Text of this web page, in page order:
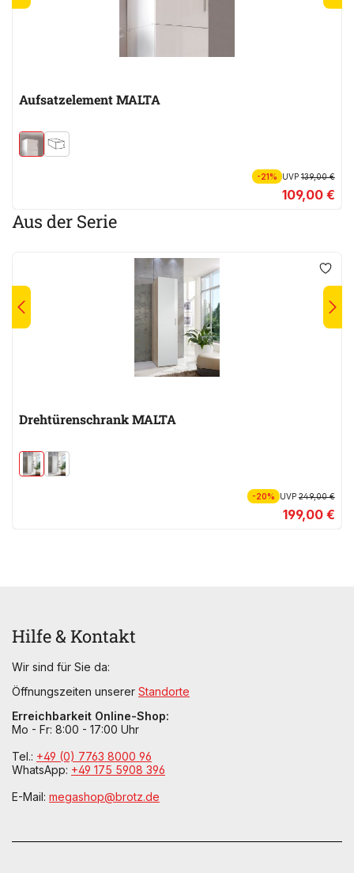
Aufsatzelement MALTA
-21% UVP139,00 €
109,00 €
Aus der Serie
Drehtürenschrank MALTA
-20% UVP249,00 €
199,00 €
Hilfe & Kontakt
Wir sind für Sie da:
Öffnungszeiten unserer Standorte
Erreichbarkeit Online-Shop:
Mo - Fr: 8:00 - 17:00 Uhr
Tel.: +49 (0) 7763 8000 96
WhatsApp: +49 175 5908 396
E-Mail: megashop@brotz.de